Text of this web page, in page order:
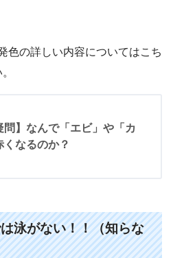
色の詳しい内容についてはこち
問】なんで「エビ」や「カ
くなるのか？
泳がない！！（知らな